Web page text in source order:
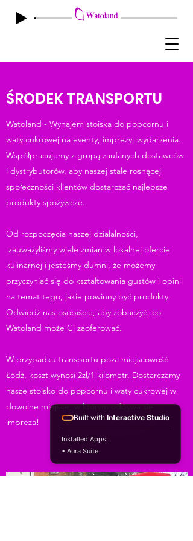
ŚRODEK TRANSPORTU
Watoland - Wynajem stoiska do popcornu i
waty cukrowej na eventy, imprezy, wydarzenia.
Współpracujemy z grupą zaufanych dostawców
i dystrybutorów, aby naszej stale rosnącej
społeczności klientów dostarczać najlepsze
produkty spożywcze.
Od rozpoczęcia naszej działalności,
zauważyliśmy wiele zmian w lokalnej ofercie
kulinarnej i jesteśmy dumni, że możemy
przyczyniać się do kształtowania gustów i opinii
na temat tego, jakie powinny być produkty.
Odwiedź nas osobiście, aby zobaczyć, co
Watoland może Ci zaoferować.
W przypadku transportu poza miejscowość
Łódź, koszt wynosi 2zł/1 kilometr. Dostarczamy
nasze stoisko do popcornu i waty cukrowej w
dowolne miejsce, w którym odbywa się
impreza!
Built with Interactive Studio
Installed Apps:
• Aura Suite